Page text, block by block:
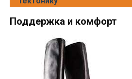
Поддержка и комфорт